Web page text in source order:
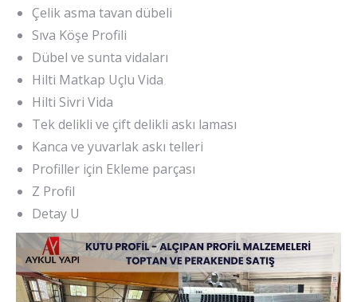
Çelik asma tavan dübeli
Sıva Köşe Profili
Dübel ve sunta vidaları
Hilti Matkap Uçlu Vida
Hilti Sivri Vida
Tek delikli ve çift delikli askı laması
Kanca ve yuvarlak askı telleri
Profiller için Ekleme parçası
Z Profil
Detay U